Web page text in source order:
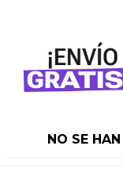
NO SE